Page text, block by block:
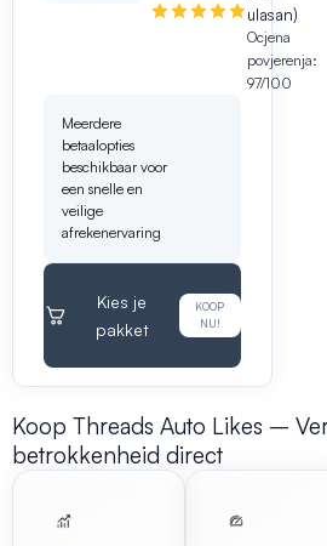
ulasan)
Ocjena
povjerenja:
97/100
Meerdere
betaalopties
beschikbaar voor
een snelle en
veilige
afrekenervaring
Kies je
pakket
KOOP
NU!
Koop Threads Auto Likes –
betrokkenheid direct